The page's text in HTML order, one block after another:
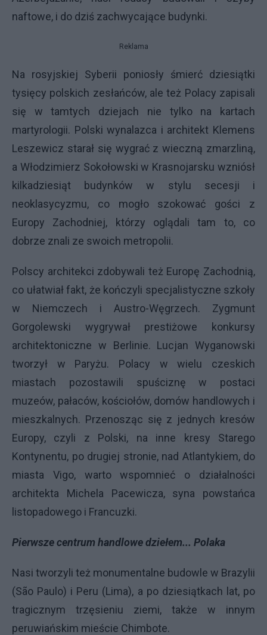
naftowe, i do dziś zachwycające budynki.
Reklama
Na rosyjskiej Syberii poniosły śmierć dziesiątki
tysięcy polskich zesłańców, ale też Polacy zapisali
się w tamtych dziejach nie tylko na kartach
martyrologii. Polski wynalazca i architekt Klemens
Leszewicz starał się wygrać z wieczną zmarzliną,
a Włodzimierz Sokołowski w Krasnojarsku wzniósł
kilkadziesiąt budynków w stylu secesji i
neoklasycyzmu, co mogło szokować gości z
Europy Zachodniej, którzy oglądali tam to, co
dobrze znali ze swoich metropolii.
Polscy architekci zdobywali też Europę Zachodnią,
co ułatwiał fakt, że kończyli specjalistyczne szkoły
w Niemczech i Austro-Węgrzech. Zygmunt
Gorgolewski wygrywał prestiżowe konkursy
architektoniczne w Berlinie. Lucjan Wyganowski
tworzył w Paryżu. Polacy w wielu czeskich
miastach pozostawili spuściznę w postaci
muzeów, pałaców, kościołów, domów handlowych i
mieszkalnych. Przenosząc się z jednych kresów
Europy, czyli z Polski, na inne kresy Starego
Kontynentu, po drugiej stronie, nad Atlantykiem, do
miasta Vigo, warto wspomnieć o działalności
architekta Michela Pacewicza, syna powstańca
listopadowego i Francuzki.
Pierwsze centrum handlowe dziełem... Polaka
Nasi tworzyli też monumentalne budowle w Brazylii
(São Paulo) i Peru (Lima), a po dziesiątkach lat, po
tragicznym trzęsieniu ziemi, także w innym
peruwiańskim mieście Chimbote.